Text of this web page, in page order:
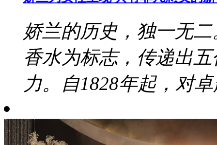
娇兰的历史，独一无
香水为标志，传递出
力。自1828年起，对